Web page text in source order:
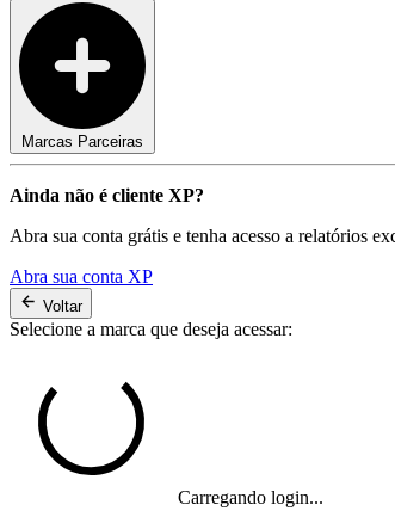
Marcas Parceiras
Ainda não é cliente XP?
Abra sua conta grátis e tenha acesso a relatórios
Abra sua conta XP
Voltar
Selecione a marca que deseja acessar:
Carregando login...